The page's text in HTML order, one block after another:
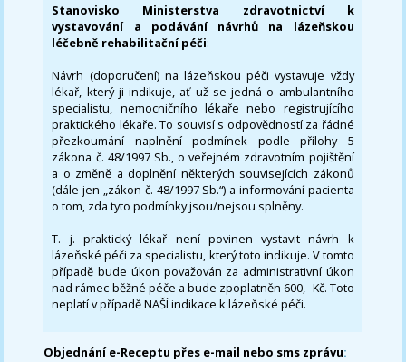
Stanovisko Ministerstva zdravotnictví k
vystavování a podávání návrhů na lázeňskou
léčebně rehabilitační péči:
Návrh (doporučení) na lázeňskou péči vystavuje vždy
lékař, který ji indikuje, ať už se jedná o ambulantního
specialistu, nemocničního lékaře nebo registrujícího
praktického lékaře. To souvisí s odpovědností za řádné
přezkoumání naplnění podmínek podle přílohy 5
zákona č. 48/1997 Sb., o veřejném zdravotním pojištění
a o změně a doplnění některých souvisejících zákonů
(dále jen „zákon č. 48/1997 Sb.“) a informování pacienta
o tom, zda tyto podmínky jsou/nejsou splněny.
T. j. praktický lékař není povinen vystavit návrh k
lázeňské péči za specialistu, který toto indikuje. V tomto
případě bude úkon považován za administrativní úkon
nad rámec běžné péče a bude zpoplatněn 600,- Kč. Toto
neplatí v případě NAŠÍ indikace k lázeňské péči.
Objednání e-Receptu přes e-mail nebo sms zprávu: